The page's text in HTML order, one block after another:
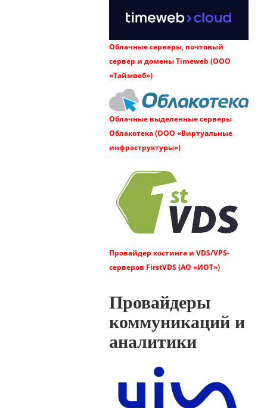
Облачные серверы, почтовый
сервер и домены Timeweb (ООО
«Таймвеб»)
Облачные выделенные серверы
Облакотека (ООО «Виртуальные
инфраструктуры»)
Провайдер хостинга и VDS/VPS-
серверов FirstVDS (АО «ИОТ»)
Провайдеры
коммуникаций и
аналитики